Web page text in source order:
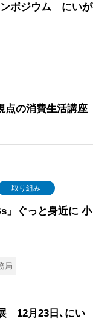
ンポジウム にいが
点の消費生活講座
取り組み
」ぐっと身近に 小
局
12月23日､にい